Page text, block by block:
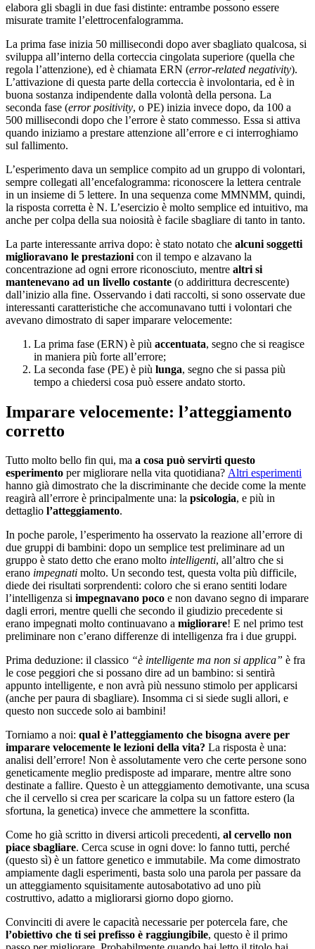
elabora gli sbagli in due fasi distinte: entrambe possono essere
misurate tramite l’elettrocenfalogramma.
La prima fase inizia 50 millisecondi dopo aver sbagliato qualcosa, si
sviluppa all’interno della corteccia cingolata superiore (quella che
regola l’attenzione), ed è chiamata ERN (error-related negativity).
L’attivazione di questa parte della corteccia è involontaria, ed è in
buona sostanza indipendente dalla volontà della persona. La
seconda fase (error positivity, o PE) inizia invece dopo, da 100 a
500 millisecondi dopo che l’errore è stato commesso. Essa si attiva
quando iniziamo a prestare attenzione all’errore e ci interroghiamo
sul fallimento.
L’esperimento dava un semplice compito ad un gruppo di volontari,
sempre collegati all’encefalogramma: riconoscere la lettera centrale
in un insieme di 5 lettere. In una sequenza come MMNMM, quindi,
la risposta corretta è N. L’esercizio è molto semplice ed intuitivo, ma
anche per colpa della sua noiosità è facile sbagliare di tanto in tanto.
La parte interessante arriva dopo: è stato notato che alcuni soggetti
miglioravano le prestazioni con il tempo e alzavano la
concentrazione ad ogni errore riconosciuto, mentre altri si
mantenevano ad un livello costante (o addirittura decrescente)
dall’inizio alla fine. Osservando i dati raccolti, si sono osservate due
interessanti caratteristiche che accomunavano tutti i volontari che
avevano dimostrato di saper imparare velocemente:
La prima fase (ERN) è più accentuata, segno che si reagisce
in maniera più forte all’errore;
La seconda fase (PE) è più lunga, segno che si passa più
tempo a chiedersi cosa può essere andato storto.
Imparare velocemente: l’atteggiamento
corretto
Tutto molto bello fin qui, ma a cosa può servirti questo
esperimento per migliorare nella vita quotidiana? Altri esperimenti
hanno già dimostrato che la discriminante che decide come la mente
reagirà all’errore è principalmente una: la psicologia, e più in
dettaglio l’atteggiamento.
In poche parole, l’esperimento ha osservato la reazione all’errore di
due gruppi di bambini: dopo un semplice test preliminare ad un
gruppo è stato detto che erano molto intelligenti, all’altro che si
erano impegnati molto. Un secondo test, questa volta più difficile,
diede dei risultati sorprendenti: coloro che si erano sentiti lodare
l’intelligenza si impegnavano poco e non davano segno di imparare
dagli errori, mentre quelli che secondo il giudizio precedente si
erano impegnati molto continuavano a migliorare! E nel primo test
preliminare non c’erano differenze di intelligenza fra i due gruppi.
Prima deduzione: il classico “è intelligente ma non si applica” è fra
le cose peggiori che si possano dire ad un bambino: si sentirà
appunto intelligente, e non avrà più nessuno stimolo per applicarsi
(anche per paura di sbagliare). Insomma ci si siede sugli allori, e
questo non succede solo ai bambini!
Torniamo a noi: qual è l’atteggiamento che bisogna avere per
imparare velocemente le lezioni della vita? La risposta è una:
analisi dell’errore! Non è assolutamente vero che certe persone sono
geneticamente meglio predisposte ad imparare, mentre altre sono
destinate a fallire. Questo è un atteggiamento demotivante, una scusa
che il cervello si crea per scaricare la colpa su un fattore estero (la
sfortuna, la genetica) invece che ammettere la sconfitta.
Come ho già scritto in diversi articoli precedenti, al cervello non
piace sbagliare. Cerca scuse in ogni dove: lo fanno tutti, perché
(questo sì) è un fattore genetico e immutabile. Ma come dimostrato
ampiamente dagli esperimenti, basta solo una parola per passare da
un atteggiamento squisitamente autosabotativo ad uno più
costruttivo, adatto a migliorarsi giorno dopo giorno.
Convinciti di avere le capacità necessarie per potercela fare, che
l’obiettivo che ti sei prefisso è raggiungibile, questo è il primo